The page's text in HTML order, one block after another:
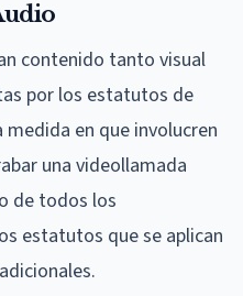
contenido tanto visual
por los estatutos de
en que involucren
una videollamada
de todos los
estatutos que se aplican